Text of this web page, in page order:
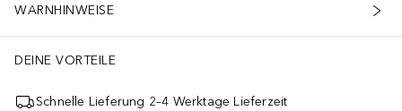
WARNHINWEISE
DEINE VORTEILE
Schnelle Lieferung 2–4 Werktage Lieferzeit